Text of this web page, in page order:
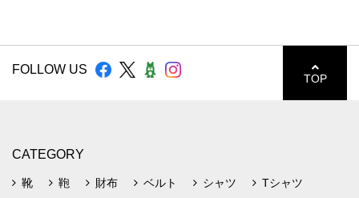
FOLLOW US
TOP
CATEGORY
靴 鞄 財布 ベルト シャツ Tシャツ